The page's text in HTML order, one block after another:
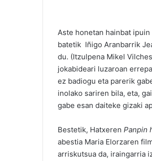
Aste honetan hainbat
batetik Iñigo Aranbarrik
du. (Itzulpena Mikel
jokabideari luzaroan
ez badiogu eta parerik
inolako sariren bila, eta,
gabe esan daiteke gizaki
Bestetik, Hatxeren Panpin
abestia Maria Elorzaren
arriskutsua da, iraingarria